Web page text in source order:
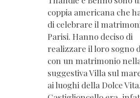
coppia americana che
di celebrare il
Parisi. Hanno deciso di
realizzare il loro sogno
con un matrimonio
suggestiva Villa sul
ai luoghi della Dolce Vita.